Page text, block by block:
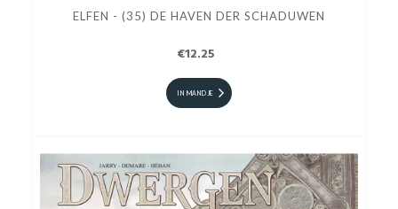
ELFEN - (35) DE HAVEN DER SCHADUWEN
€12.25
IN MANDJE